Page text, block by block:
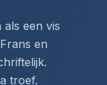
een vis
en
troef.